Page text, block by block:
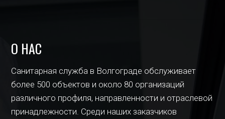
О НАС
Санитарная служба в Волгограде обслуживает
более 500 объектов и около 80 организаций
различного профиля, направленности и отраслевой
принадлежности. Среди наших заказчиков